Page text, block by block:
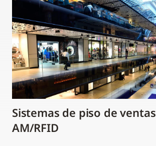
Sistemas de piso de ventas
AM/RFID